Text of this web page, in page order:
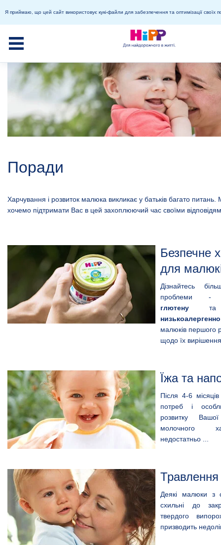
Я приймаю, що цей сайт використовує кукі-файли для забезпечення та оптимізації своїх
Поради
Харчування і розвиток малюка викликає у батьків багато питань.
хочемо підтримати Вас в цей захоплюючий час своїми
Безпечне
для
Дізнайтесь
проблеми
глютену та
малюків першого
щодо їх
Їжа та
Після 4-6
потреб і
розвитку
молочного
недостатньо ...
Деякі малюки з
схильні до
твердого
призводить